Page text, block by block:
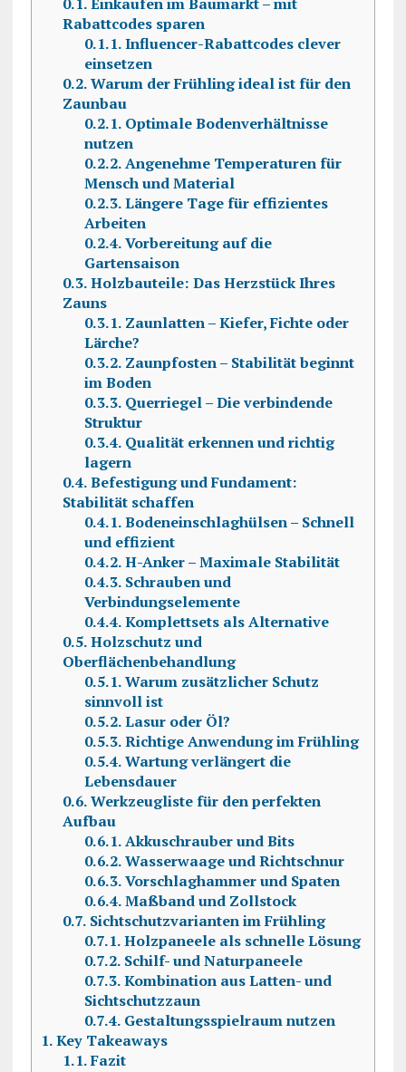
Rabattcodes sparen
0.1.1.Influencer-Rabattcodes clever
einsetzen
0.2.Warum der Frühling ideal ist für den
Zaunbau
0.2.1. Optimale Bodenverhältnisse
nutzen
0.2.2.Angenehme Temperaturen für
Mensch und Material
0.2.3.Längere Tage für effizientes
Arbeiten
0.2.4.Vorbereitung auf die
Gartensaison
0.3.Holzbauteile: Das Herzstück Ihres
Zauns
0.3.1. Zaunlatten – Kiefer, Fichte oder
Lärche?
0.3.2. Zaunpfosten – Stabilität beginnt
im Boden
0.3.3. Querriegel – Die verbindende
Struktur
0.3.4. Qualität erkennen und richtig
lagern
0.4.Befestigung und Fundament:
Stabilität schaffen
0.4.1.Bodeneinschlaghülsen – Schnell
und effizient
0.4.2.H-Anker – Maximale Stabilität
0.4.3. Schrauben und
Verbindungselemente
0.4.4.Komplettsets als Alternative
0.5.Holzschutz und
Oberflächenbehandlung
0.5.1.Warum zusätzlicher Schutz
sinnvoll ist
0.5.2.Lasur oder Öl?
0.5.3.Richtige Anwendung im Frühling
0.5.4.Wartung verlängert die
Lebensdauer
0.6.Werkzeugliste für den perfekten
Aufbau
0.6.1.Akkuschrauber und Bits
0.6.2.Wasserwaage und Richtschnur
0.6.3.Vorschlaghammer und Spaten
0.6.4.Maßband und Zollstock
0.7.Sichtschutzvarianten im Frühling
0.7.1.Holzpaneele als schnelle Lösung
0.7.2. Schilf- und Naturpaneele
0.7.3.Kombination aus Latten- und
Sichtschutzzaun
0.7.4. Gestaltungsspielraum nutzen
1.Key Takeaways
1.1.Fazit